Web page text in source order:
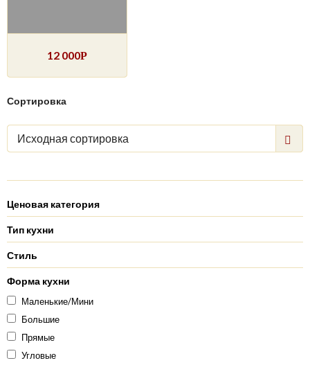
12 000Р
Сортировка
Исходная сортировка
Ценовая категория
Тип кухни
Стиль
Форма кухни
Маленькие/Мини
Большие
Прямые
Угловые